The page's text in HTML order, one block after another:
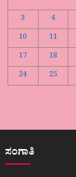
3
4
10
11
17
18
24
25
ಸಂಗಾತಿ